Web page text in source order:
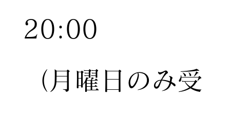
20:00
（月曜日のみ受